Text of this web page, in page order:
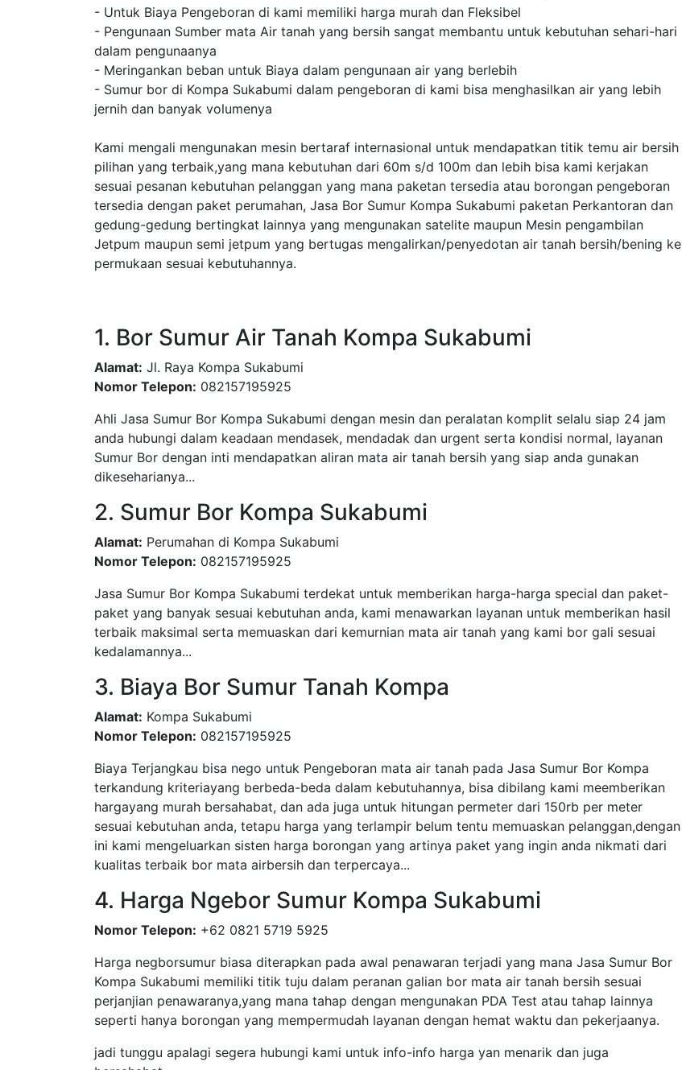
- Untuk Biaya Pengeboran di kami memiliki harga murah dan Fleksibel
- Pengunaan Sumber mata Air tanah yang bersih sangat membantu untuk kebutuhan sehari-hari
dalam pengunaanya
- Meringankan beban untuk Biaya dalam pengunaan air yang berlebih
- Sumur bor di Kompa Sukabumi dalam pengeboran di kami bisa menghasilkan air yang lebih
jernih dan banyak volumenya
Kami mengali mengunakan mesin bertaraf internasional untuk mendapatkan titik temu air bersih
pilihan yang terbaik,yang mana kebutuhan dari 60m s/d 100m dan lebih bisa kami kerjakan
sesuai pesanan kebutuhan pelanggan yang mana paketan tersedia atau borongan pengeboran
tersedia dengan paket perumahan, Jasa Bor Sumur Kompa Sukabumi paketan Perkantoran dan
gedung-gedung bertingkat lainnya yang mengunakan satelite maupun Mesin pengambilan
Jetpum maupun semi jetpum yang bertugas mengalirkan/penyedotan air tanah bersih/bening ke
permukaan sesuai kebutuhannya.
1. Bor Sumur Air Tanah Kompa Sukabumi
Alamat: Jl. Raya Kompa Sukabumi
Nomor Telepon: 082157195925
Ahli Jasa Sumur Bor Kompa Sukabumi dengan mesin dan peralatan komplit selalu siap 24 jam
anda hubungi dalam keadaan mendasek, mendadak dan urgent serta kondisi normal, layanan
Sumur Bor dengan inti mendapatkan aliran mata air tanah bersih yang siap anda gunakan
dikeseharianya...
2. Sumur Bor Kompa Sukabumi
Alamat: Perumahan di Kompa Sukabumi
Nomor Telepon: 082157195925
Jasa Sumur Bor Kompa Sukabumi terdekat untuk memberikan harga-harga special dan paket-
paket yang banyak sesuai kebutuhan anda, kami menawarkan layanan untuk memberikan hasil
terbaik maksimal serta memuaskan dari kemurnian mata air tanah yang kami bor gali sesuai
kedalamannya...
3. Biaya Bor Sumur Tanah Kompa
Alamat: Kompa Sukabumi
Nomor Telepon: 082157195925
Biaya Terjangkau bisa nego untuk Pengeboran mata air tanah pada Jasa Sumur Bor Kompa
terkandung kriteriayang berbeda-beda dalam kebutuhannya, bisa dibilang kami meemberikan
hargayang murah bersahabat, dan ada juga untuk hitungan permeter dari 150rb per meter
sesuai kebutuhan anda, tetapu harga yang terlampir belum tentu memuaskan pelanggan,dengan
ini kami mengeluarkan sisten harga borongan yang artinya paket yang ingin anda nikmati dari
kualitas terbaik bor mata airbersih dan terpercaya...
4. Harga Ngebor Sumur Kompa Sukabumi
Nomor Telepon: +62 0821 5719 5925
Harga negborsumur biasa diterapkan pada awal penawaran terjadi yang mana Jasa Sumur Bor
Kompa Sukabumi memiliki titik tuju dalam peranan galian bor mata air tanah bersih sesuai
perjanjian penawaranya,yang mana tahap dengan mengunakan PDA Test atau tahap lainnya
seperti hanya borongan yang mempermudah layanan dengan hemat waktu dan pekerjaanya.
jadi tunggu apalagi segera hubungi kami untuk info-info harga yan menarik dan juga